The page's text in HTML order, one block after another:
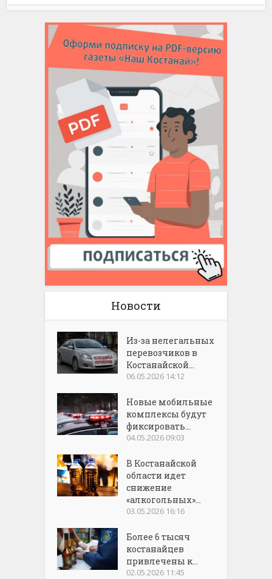
Новости
Из-за нелегальных
перевозчиков в
Костанайской...
06.05.2026 14:12
Новые мобильные
комплексы будут
фиксировать...
04.05.2026 09:03
В Костанайской
области идет
снижение
«алкогольных»...
03.05.2026 16:16
Более 6 тысяч
костанайцев
привлечены к...
02.05.2026 11:45